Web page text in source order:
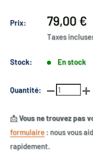
Prix:
Prix
réduit
79,00 €
Taxes
Stock: En stock
Quantité:
📩Vous ne trouvez pas
formulaire : nous vous
rapidement.